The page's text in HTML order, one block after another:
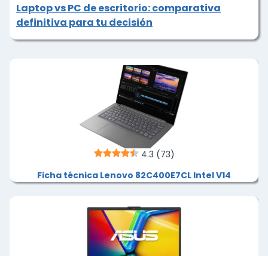
Laptop vs PC de escritorio: comparativa
definitiva para tu decisión
4.3 (73)
Ficha técnica Lenovo 82C400E7CL Intel V14